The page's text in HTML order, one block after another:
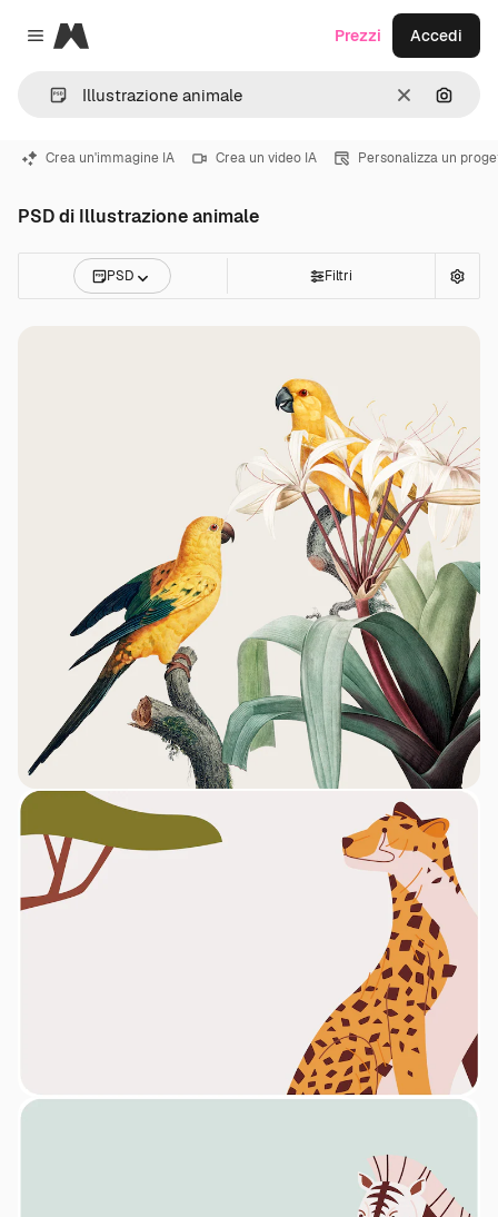
Close menu
Magnific
CancellaCerca
Prezzi Accedi
Crea un'immagine IA Crea un video IA Personalizza un
PSD di Illustrazione animale
PSD Filtri